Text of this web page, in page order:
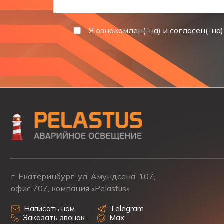
Я ознакомлен(-на) и согласен(-
г. Екатеринбург, ул. Амундсена, 107,
офис 707, компания «Pelastus»
Написать нам
Заказать звонок
Telegram
Max